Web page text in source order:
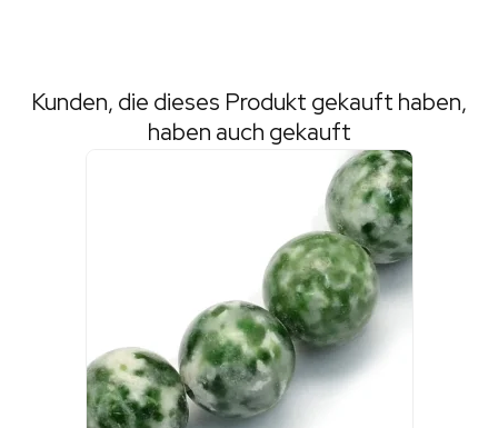
Kunden, die dieses Produkt gekauft haben,
haben auch gekauft